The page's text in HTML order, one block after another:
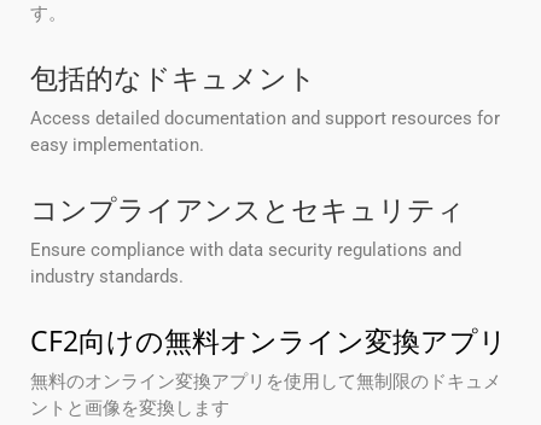
す。
包括的なドキュメント
Access detailed documentation and support resources for
easy implementation.
コンプライアンスとセキュリティ
Ensure compliance with data security regulations and
industry standards.
CF2向けの無料オンライン変換アプリ
無料のオンライン変換アプリを使用して無制限のドキュメ
ントと画像を変換します